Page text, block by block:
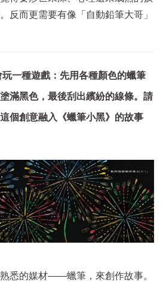
反而更需要有像「自動鉛筆大哥」
一種遊戲：先用各種顏色的蠟筆
滿黑色，最後刮出繽紛的線條。請
個創意融入《蠟筆小黑》的故事
悉的媒材——蠟筆，來創作故事。